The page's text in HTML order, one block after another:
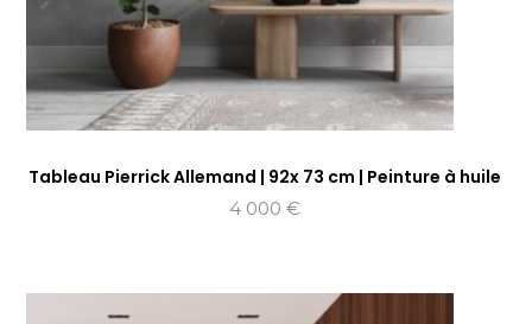
Tableau Pierrick Allemand | 92x 73 cm | Peinture à huile
4 000€